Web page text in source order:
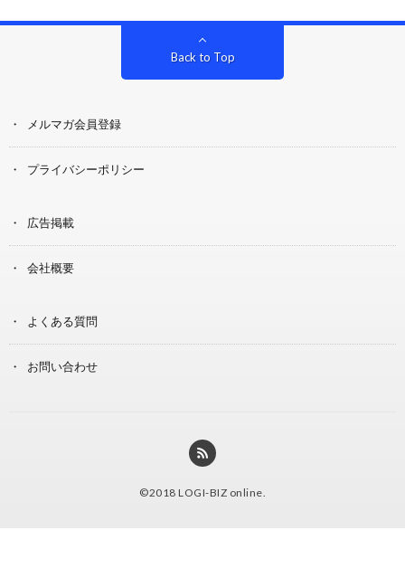
Back to Top
メルマガ会員登録
プライバシーポリシー
広告掲載
会社概要
よくある質問
お問い合わせ
©2018 LOGI-BIZ online.